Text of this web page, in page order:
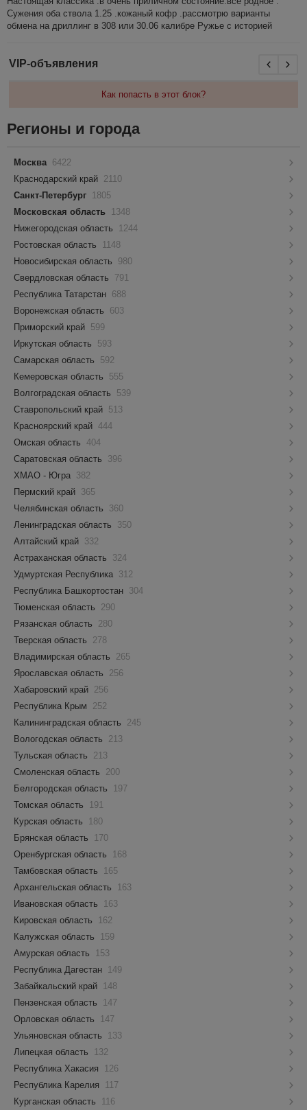
Сужения оба ствола 1.25 .кожаный кофр .рассмотрю варианты
обмена на дриллинг в 308 или 30.06 калибре Ружье с историей
VIP-объявления
Как попасть в этот блок?
Регионы и города
Москва 6422
Краснодарский край 2110
Санкт-Петербург
1805
Московская область
1348
Нижегородская область
1244
Ростовская область
1148
Новосибирская область
980
Свердловская область
791
Республика Татарстан 688
Воронежская область
603
Приморский край 599
Иркутская область
593
Самарская область
592
Кемеровская область
555
Волгоградская область
539
Ставропольский край 513
Красноярский край 444
Омская область 404
Саратовская область
396
ХМАО - Югра 382
Пермский край 365
Челябинская область
360
Ленинградская область
350
Алтайский край 332
Астраханская область
324
Удмуртская Республика 312
Республика Башкортостан 304
Тюменская область
290
Рязанская область
280
Тверская область
278
Владимирская область
265
Ярославская область
256
Хабаровский край 256
Республика Крым
252
Калининградская область
245
Вологодская область
213
Тульская область
213
Смоленская область
200
Белгородская область
197
Томская область
191
Курская область
180
Брянская область
170
Оренбургская область
168
Тамбовская область
165
Архангельская область
163
Ивановская область
163
Кировская область
162
Калужская область
159
Амурская область
153
Республика Дагестан
149
Забайкальский край
148
Пензенская область
147
Орловская область
147
Ульяновская область
133
Липецкая область
132
Республика Хакасия
126
Республика Карелия
117
Курганская область
116